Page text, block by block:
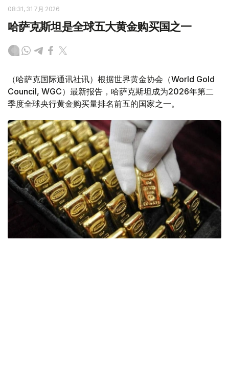
08:31, 31 7月 2026
哈萨克斯坦是全球五大黄金购买国之一
（哈萨克国际通讯社讯）根据世界黄金协会（World Gold
Council, WGC）最新报告，哈萨克斯坦成为2026年第二
季度全球央行黄金购买量排名前五的国家之一。